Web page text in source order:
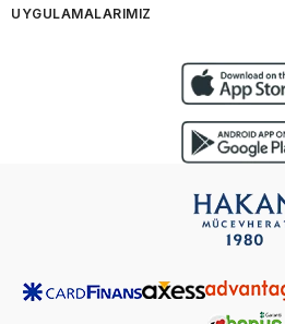
UYGULAMALARIMIZ